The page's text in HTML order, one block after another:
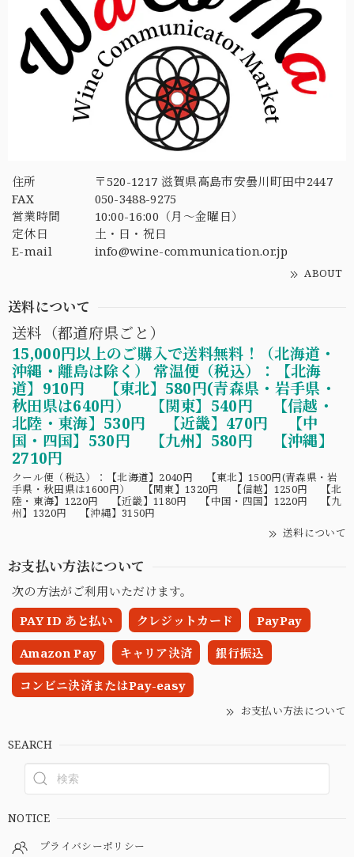
住所
〒520-1217 滋賀県高島市安曇川町田中2447
FAX
050-3488-9275
営業時間
10:00-16:00（月〜金曜日）
定休日
土・日・祝日
E-mail
info@wine-communication.or.jp
ABOUT
送料について
送料（都道府県ごと）
15,000円以上のご購入で送料無料！（北海道・
沖縄・離島は除く） 常温便（税込）：【北海
道】910円 【東北】580円(青森県・岩手県・
秋田県は640円） 【関東】540円 【信越・
北陸・東海】530円 【近畿】470円 【中
国・四国】530円 【九州】580円 【沖縄】
2710円
クール便（税込）：【北海道】2040円 【東北】1500円(青森県・岩
手県・秋田県は1600円） 【関東】1320円 【信越】1250円 【北
陸・東海】1220円 【近畿】1180円 【中国・四国】1220円 【九
州】1320円 【沖縄】3150円
送料について
お支払い方法について
次の方法がご利用いただけます。
PAY ID あと払い
クレジットカード PayPay
Amazon Pay キャリア決済 銀行振込
コンビニ決済またはPay-easy
お支払い方法について
SEARCH
NOTICE
プライバシーポリシー